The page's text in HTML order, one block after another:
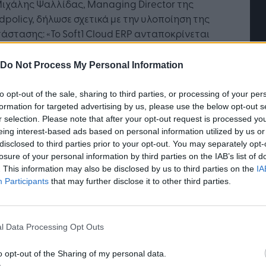
Do Not Process My Personal Information
opt-out of the sale, sharing to third parties, or processing of your
for targeted advertising by us, please use the below opt-out
selection. Please note that after your opt-out request is processed
interest-based ads based on personal information utilized by us
to third parties prior to your opt-out. You may separately
of your personal information by third parties on the IAB’s list of
This information may also be disclosed by us to third parties on the
Participants that may further disclose it to other third parties.
Data Processing Opt Outs
opt-out of the Sharing of my personal data.
Ψαλλίδας, Managing Director της
δήλωσε σχετικά με την υλοποίηση της
«Το Soft1 Cloud ERP ανταποκρίνεται
στις ανάγκες διαχείρισης του πελατολογίου
επίσης σε αυτές της λογιστικής
και δαπανών της εταιρείας μας.
πλήθος καθημερινών
εργασιών, αυξάνει την αποδοτικότητα
μας, συμβάλλοντας έτσι στην
εξυπηρέτηση των πελατών μας».
εναρμονισμένο με τη νέα νομοθεσία, το Soft1
αυτοματοποιώντας το σύνολο των εργασιών
με την υποχρεωτική τήρηση των
σύγχρονα εργαλεία reporting και